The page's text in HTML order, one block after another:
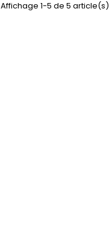
Affichage 1-5 de 5 article(s)